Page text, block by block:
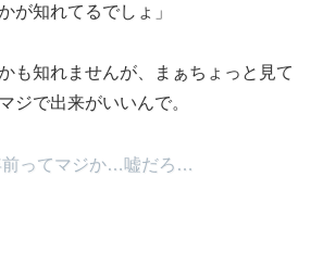
が知れてるでしょ」
も知れませんが、まぁちょっと見て
ジで出来がいいんで。
前ってマジか…嘘だろ…